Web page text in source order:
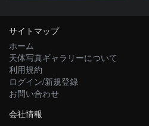
サイトマップ
ホーム
天体写真ギャラリーについて
利用規約
ログイン/新規登録
お問い合わせ
会社情報